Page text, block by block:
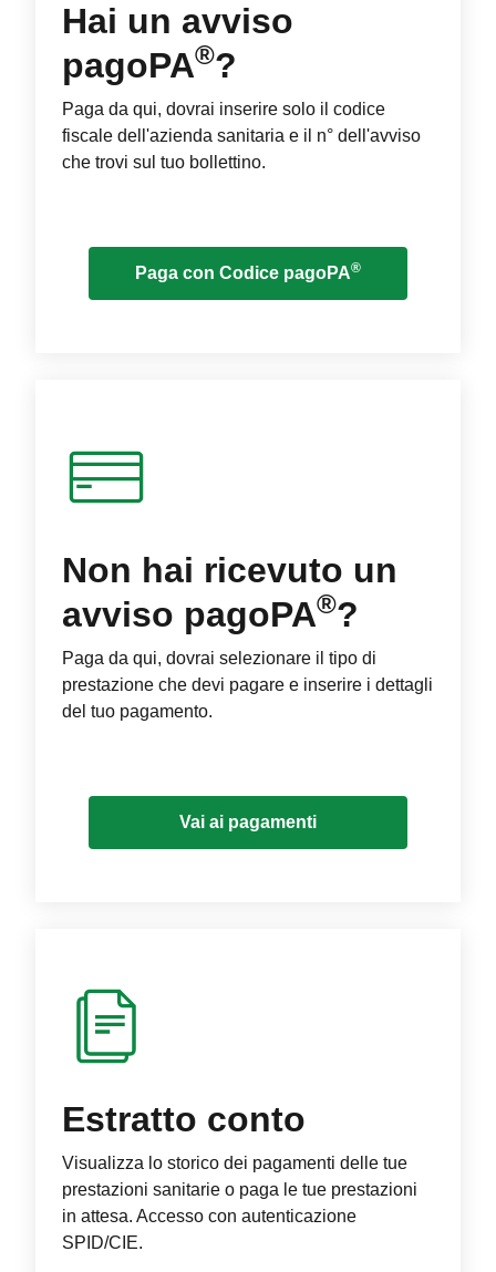
Hai un avviso
pagoPA®?
Paga da qui, dovrai inserire solo il codice
fiscale dell'azienda sanitaria e il n° dell'avviso
che trovi sul tuo bollettino.
Paga con Codice pagoPA®
Non hai ricevuto un
avviso pagoPA®?
Paga da qui, dovrai selezionare il tipo di
prestazione che devi pagare e inserire i dettagli
del tuo pagamento.
Vai ai pagamenti
Estratto conto
Visualizza lo storico dei pagamenti delle tue
prestazioni sanitarie o paga le tue prestazioni
in attesa. Accesso con autenticazione
SPID/CIE.